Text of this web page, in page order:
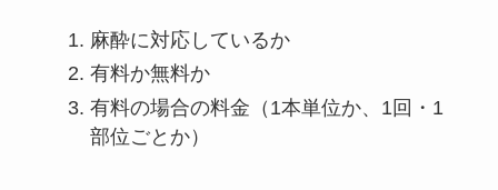
麻酔に対応しているか
有料か無料か
有料の場合の料金（1本単位か、1回・1
部位ごとか）